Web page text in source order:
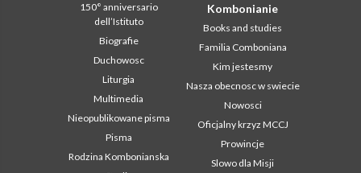
150° anniversario
dell’Istituto
Biografie
Duchowosc
Liturgia
Multimedia
Nieopublikowane pisma
Pisma
Rodzina Kombonianska
Kombonianie
Books and studies
Familia Comboniana
Kim jestesmy
Nasza obecnosc w swiecie
Nowosci
Oficjalny krzyz MCCJ
Prowincje
Slowo dla Misji